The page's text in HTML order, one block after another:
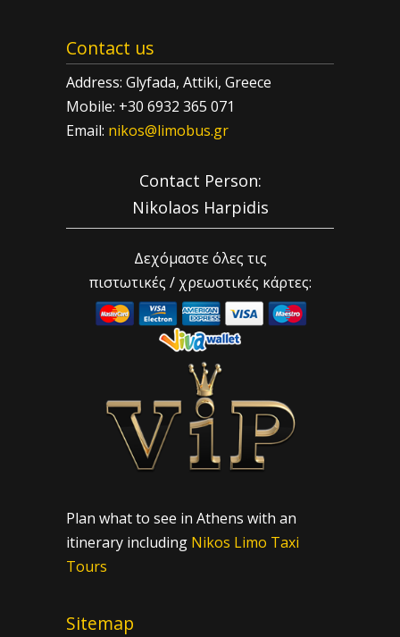
Contact us
Address: Glyfada, Attiki, Greece
Mobile: +30 6932 365 071
Email: nikos@limobus.gr
Contact Person:
Nikolaos Harpidis
Δεχόμαστε όλες τις
πιστωτικές / χρεωστικές κάρτες:
Plan what to see in Athens with an
itinerary including Nikos Limo Taxi
Tours
Sitemap